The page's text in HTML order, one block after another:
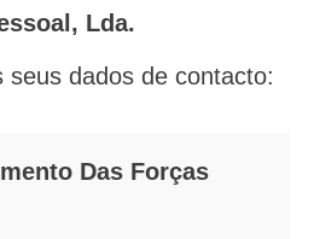
Lda.
seus dados de contacto:
Das Forças